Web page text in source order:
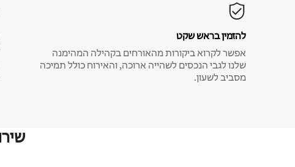
להזמין בראש שקט
אפשר לקרוא ביקורות מהאורחים בקהילה המהימנה
שלנו לגבי הנכסים לשהייה ארוכה, והאירוח כולל תמיכה
מסביב לשעון.